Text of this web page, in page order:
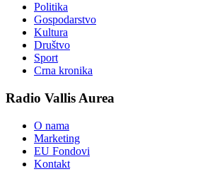
Politika
Gospodarstvo
Kultura
Društvo
Sport
Crna kronika
Radio Vallis Aurea
O nama
Marketing
EU Fondovi
Kontakt